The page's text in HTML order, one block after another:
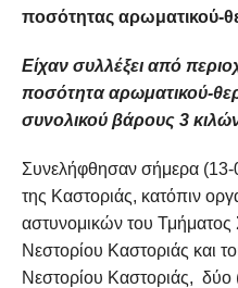
ποσότητας αρωματικού-
Είχαν συλλέξει από
ποσότητα αρωματικού-
συνολικού βάρους 3
Συνελήφθησαν σήμερα (13-
της Καστοριάς, κατόπιν
αστυνομικών του
Νεστορίου Καστοριάς και
Νεστορίου Καστοριάς, δύο